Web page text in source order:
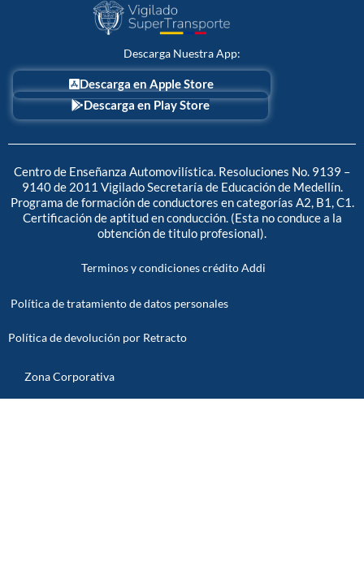
o
o
k
t
t
e
g
r
a
m
Descarga Nuestra App:
Descarga en Apple Store
Descarga en Play Store
Centro de Enseñanza Automovilística. Resoluciones No. 9139 –
9140 de 2011 Vigilado Secretaría de Educación de Medellín.
Programa de formación de conductores en categorías A2, B1, C1.
Certificación de aptitud en conducción. (Esta no conduce a la
obtención de titulo profesional).
Terminos y condiciones crédito Addi
Política de tratamiento de datos personales
Política de devolución por Retracto
Zona Corporativa